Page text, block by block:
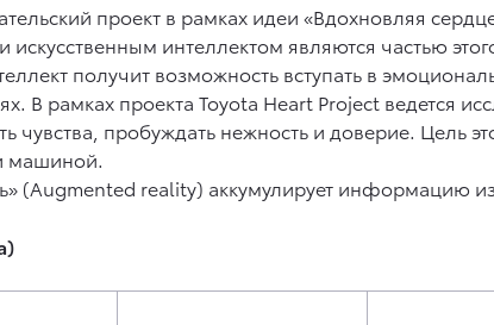
проект в рамках идеи «Вдохновляя
интеллектом являются частью
получит возможность вступать в
рамках проекта Toyota Heart Project ведется
чувства, пробуждать нежность и доверие. Цель
машиной.
(Augmented reality) аккумулирует информацию